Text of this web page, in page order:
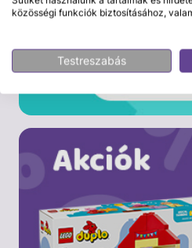
közösségi funkciók biztosításához,
Testreszabás